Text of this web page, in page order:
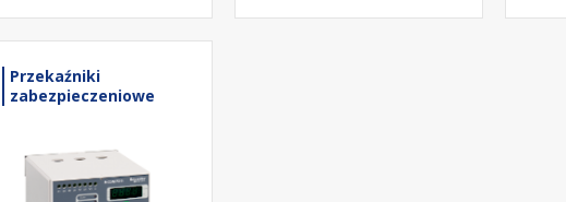
Przekaźniki
zabezpieczeniowe